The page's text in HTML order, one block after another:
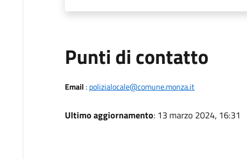
Punti di contatto
Email: polizialocale@comune.monza.it
Ultimo aggiornamento: 13 marzo 2024, 16:31